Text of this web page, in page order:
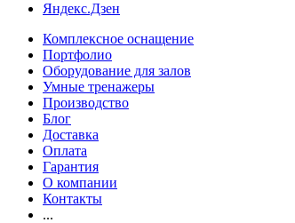
Яндекс.Дзен
Комплексное оснащение
Портфолио
Оборудование для залов
Умные тренажеры
Производство
Блог
Доставка
Оплата
Гарантия
О компании
Контакты
...